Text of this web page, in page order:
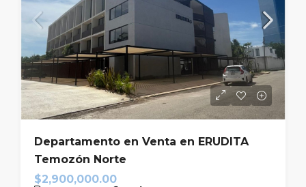
Departamento en Venta en ERUDITA
Temozón Norte
$2,900,000.00